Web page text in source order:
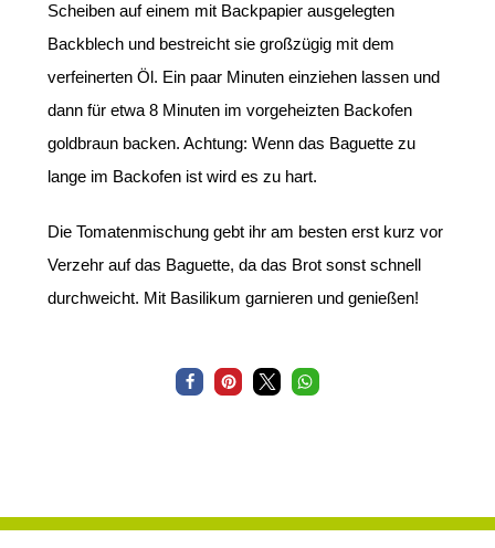
Scheiben auf einem mit Backpapier ausgelegten
Backblech und bestreicht sie großzügig mit dem
verfeinerten Öl. Ein paar Minuten einziehen lassen und
dann für etwa 8 Minuten im vorgeheizten Backofen
goldbraun backen. Achtung: Wenn das Baguette zu
lange im Backofen ist wird es zu hart.
Die Tomatenmischung gebt ihr am besten erst kurz vor
Verzehr auf das Baguette, da das Brot sonst schnell
durchweicht. Mit Basilikum garnieren und genießen!